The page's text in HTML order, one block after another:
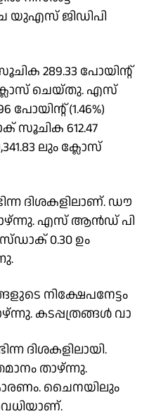
യുഎസ് ജിഡിപി
289.33 പോയിൻ്റ്
ക്ലാേസ് ചെയ്തു. എസ്
(1.46%)
സൂചിക 612.47
ലും ക്ലോസ്
ദിശകളിലാണ്. ഡൗ
എസ് ആൻഡ് പി
0.30 ഉം
നിക്ഷേപനേട്ടം
കടപ്പത്രങ്ങൾ വാ
ദിശകളിലായി.
താഴ്ന്നു.
ചെെനയിലും